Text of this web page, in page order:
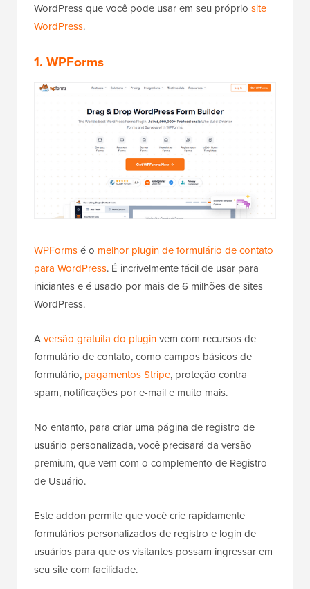
WordPress que você pode usar em seu próprio site
WordPress.
1. WPForms
WPFormsé o melhor plugin de formulário de contato
para WordPress. É incrivelmente fácil de usar para
iniciantes e é usado por mais de 6 milhões de sites
WordPress.
Aversão gratuita do pluginvem com recursos de
formulário de contato, como campos básicos de
formulário, pagamentos Stripe, proteção contra
spam, notificações por e-mail e muito mais.
No entanto, para criar uma página de registro de
usuário personalizada, você precisará da versão
premium, que vem com o complemento de Registro
de Usuário.
Este addon permite que você crie rapidamente
formulários personalizados de registro e login de
usuários para que os visitantes possam ingressar em
seu site com facilidade.